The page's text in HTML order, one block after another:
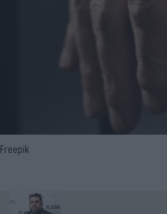
Freepik